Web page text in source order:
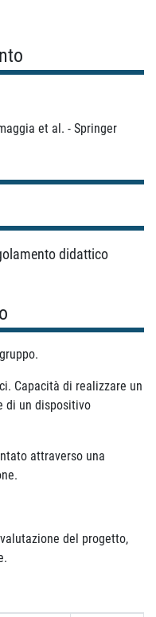
et al. - Springer
didattico
Capacità di realizzare un
di un dispositivo
attraverso una
del progetto,